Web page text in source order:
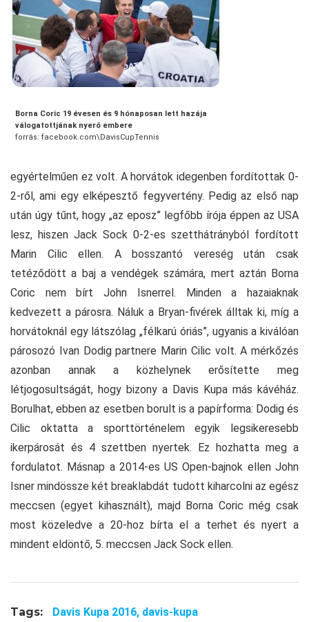
Borna Coric 19 évesen és 9 hónaposan lett hazája
válogatottjának nyerő embere
forrás: facebook.com\DavisCupTennis
egyértelműen ez volt. A horvátok idegenben fordítottak 0-
2-ről, ami egy elképesztő fegyvertény. Pedig az első nap
után úgy tűnt, hogy „az eposz” legfőbb írója éppen az USA
lesz, hiszen Jack Sock 0-2-es szetthátrányból fordított
Marin Cilic ellen. A bosszantó vereség után csak
tetéződött a baj a vendégek számára, mert aztán Borna
Coric nem bírt John Isnerrel. Minden a hazaiaknak
kedvezett a párosra. Náluk a Bryan-fivérek álltak ki, míg a
horvátoknál egy látszólag „félkarú óriás”, ugyanis a kiválóan
párosozó Ivan Dodig partnere Marin Cilic volt. A mérkőzés
azonban annak a közhelynek erősítette meg
létjogosultságát, hogy bizony a Davis Kupa más kávéház.
Borulhat, ebben az esetben borult is a papírforma: Dodig és
Cilic oktatta a sporttörténelem egyik legsikeresebb
ikerpárosát és 4 szettben nyertek. Ez hozhatta meg a
fordulatot. Másnap a 2014-es US Open-bajnok ellen John
Isner mindössze két breaklabdát tudott kiharcolni az egész
meccsen (egyet kihasznált), majd Borna Coric még csak
most közeledve a 20-hoz bírta el a terhet és nyert a
mindent eldöntő, 5. meccsen Jack Sock ellen.
Tags: Davis Kupa 2016, davis-kupa